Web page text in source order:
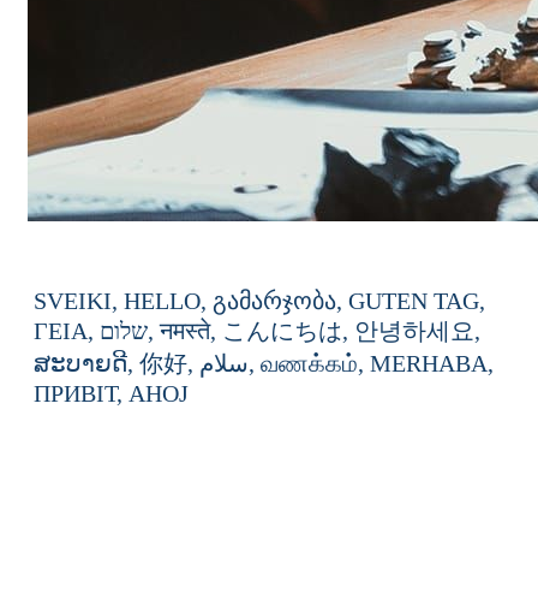
SVEIKI, HELLO, გამარჯობა, GUTEN TAG,
ΓΕΙΑ,
שלום, नमस्ते, こんにちは, 안녕하세요,
ສະບາຍດີ, 你好, سلام, வணக்கம், MERHABA,
ПРИВІТ, AHOJ